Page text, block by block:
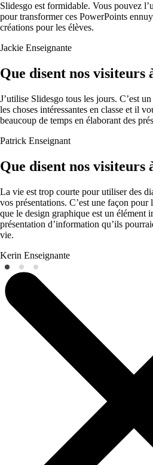
Slidesgo est formidable. Vous pouvez
pour transformer ces PowerPoints
créations pour les élèves.
Jackie Enseignante
Que disent nos visiteurs
J’utilise Slidesgo tous les jours. C’est
les choses intéressantes en classe et il
beaucoup de temps en élaborant des
Patrick Enseignant
Que disent nos visiteurs
La vie est trop courte pour utiliser des
vos présentations. C’est une façon pour
que le design graphique est un élément
présentation d’information qu’ils
vie.
Kerin Enseignante